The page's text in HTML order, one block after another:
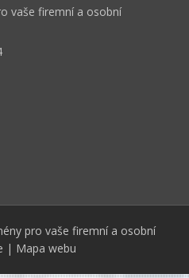
vaše firemní a osobní
pro vaše firemní a osobní
| Mapa webu